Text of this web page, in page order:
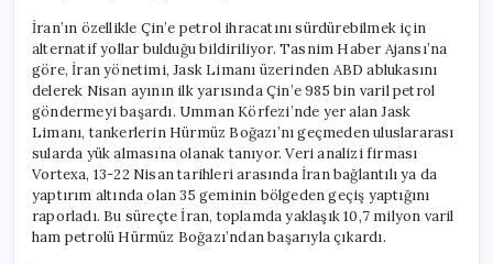
İran’ın özellikle Çin’e petrol ihracatını sürdürebilmek için
alternatif yollar bulduğu bildiriliyor. Tasnim Haber Ajansı’na
göre, İran yönetimi, Jask Limanı üzerinden ABD ablukasını
delerek Nisan ayının ilk yarısında Çin’e 985 bin varil petrol
göndermeyi başardı. Umman Körfezi’nde yer alan Jask
Limanı, tankerlerin Hürmüz Boğazı’nı geçmeden uluslararası
sularda yük almasına olanak tanıyor. Veri analizi firması
Vortexa, 13-22 Nisan tarihleri arasında İran bağlantılı ya da
yaptırım altında olan 35 geminin bölgeden geçiş yaptığını
raporladı. Bu süreçte İran, toplamda yaklaşık 10,7 milyon varil
ham petrolü Hürmüz Boğazı’ndan başarıyla çıkardı.